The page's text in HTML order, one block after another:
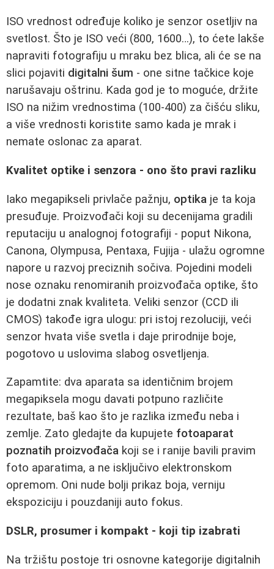
ISO vrednost određuje koliko je senzor osetljiv na
svetlost. Što je ISO veći (800, 1600…), to ćete lakše
napraviti fotografiju u mraku bez blica, ali će se na
slici pojaviti digitalni šum - one sitne tačkice koje
narušavaju oštrinu. Kada god je to moguće, držite
ISO na nižim vrednostima (100-400) za čišću sliku,
a više vrednosti koristite samo kada je mrak i
nemate oslonac za aparat.
Kvalitet optike i senzora - ono što pravi razliku
Iako megapikseli privlače pažnju, optika je ta koja
presuđuje. Proizvođači koji su decenijama gradili
reputaciju u analognoj fotografiji - poput Nikona,
Canona, Olympusa, Pentaxa, Fujija - ulažu ogromne
napore u razvoj preciznih sočiva. Pojedini modeli
nose oznaku renomiranih proizvođača optike, što
je dodatni znak kvaliteta. Veliki senzor (CCD ili
CMOS) takođe igra ulogu: pri istoj rezoluciji, veći
senzor hvata više svetla i daje prirodnije boje,
pogotovo u uslovima slabog osvetljenja.
Zapamtite: dva aparata sa identičnim brojem
megapiksela mogu davati potpuno različite
rezultate, baš kao što je razlika između neba i
zemlje. Zato gledajte da kupujete fotoaparat
poznatih proizvođača koji se i ranije bavili pravim
foto aparatima, a ne isključivo elektronskom
opremom. Oni nude bolji prikaz boja, verniju
ekspoziciju i pouzdaniji auto fokus.
DSLR, prosumer i kompakt - koji tip izabrati
Na tržištu postoje tri osnovne kategorije digitalnih